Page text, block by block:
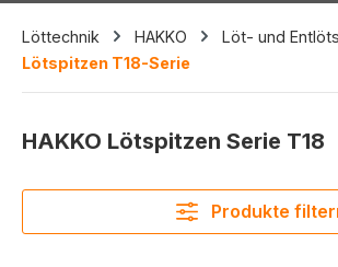
Löttechnik HAKKO
Löt- und
Lötspitzen T18-Serie
HAKKO Lötspitzen Serie T18
Produkte